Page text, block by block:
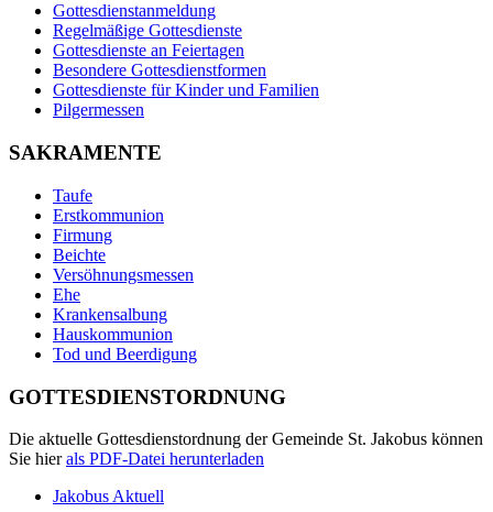
Gottesdienstanmeldung
Regelmäßige Gottesdienste
Gottesdienste an Feiertagen
Besondere Gottesdienstformen
Gottesdienste für Kinder und Familien
Pilgermessen
SAKRAMENTE
Taufe
Erstkommunion
Firmung
Beichte
Versöhnungsmessen
Ehe
Krankensalbung
Hauskommunion
Tod und Beerdigung
GOTTESDIENSTORDNUNG
Die aktuelle Gottesdienstordnung der Gemeinde St. Jakobus können
Sie hierals PDF-Datei herunterladen
Jakobus Aktuell